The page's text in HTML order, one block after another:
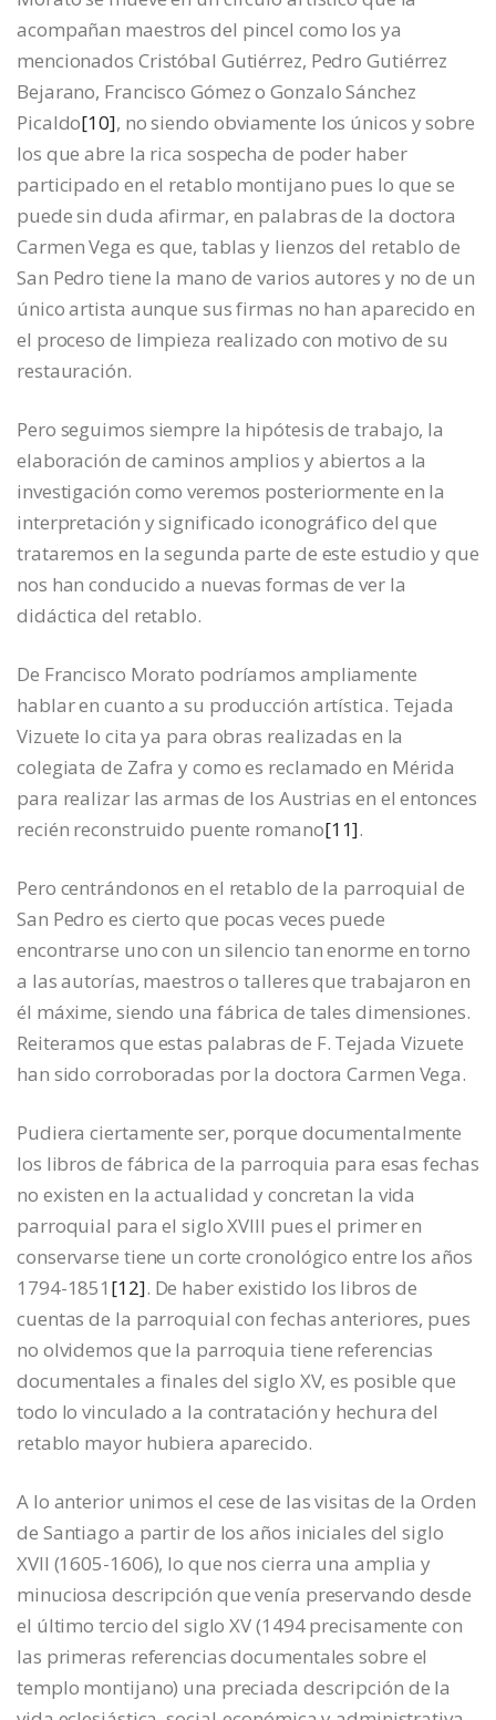
acompañan maestros del pincel como los ya
mencionados Cristóbal Gutiérrez, Pedro Gutiérrez
Bejarano, Francisco Gómez o Gonzalo Sánchez
Picaldo[10], no siendo obviamente los únicos y sobre
los que abre la rica sospecha de poder haber
participado en el retablo montijano pues lo que se
puede sin duda afirmar, en palabras de la doctora
Carmen Vega es que, tablas y lienzos del retablo de
San Pedro tiene la mano de varios autores y no de un
único artista aunque sus firmas no han aparecido en
el proceso de limpieza realizado con motivo de su
restauración.
Pero seguimos siempre la hipótesis de trabajo, la
elaboración de caminos amplios y abiertos a la
investigación como veremos posteriormente en la
interpretación y significado iconográfico del que
trataremos en la segunda parte de este estudio y que
nos han conducido a nuevas formas de ver la
didáctica del retablo.
De Francisco Morato podríamos ampliamente
hablar en cuanto a su producción artística. Tejada
Vizuete lo cita ya para obras realizadas en la
colegiata de Zafra y como es reclamado en Mérida
para realizar las armas de los Austrias en el entonces
recién reconstruido puente romano[11].
Pero centrándonos en el retablo de la parroquial de
San Pedro es cierto que pocas veces puede
encontrarse uno con un silencio tan enorme en torno
a las autorías, maestros o talleres que trabajaron en
él máxime, siendo una fábrica de tales dimensiones.
Reiteramos que estas palabras de F. Tejada Vizuete
han sido corroboradas por la doctora Carmen Vega.
Pudiera ciertamente ser, porque documentalmente
los libros de fábrica de la parroquia para esas fechas
no existen en la actualidad y concretan la vida
parroquial para el siglo XVIII pues el primer en
conservarse tiene un corte cronológico entre los años
1794-1851 [12]. De haber existido los libros de
cuentas de la parroquial con fechas anteriores, pues
no olvidemos que la parroquia tiene referencias
documentales a finales del siglo XV, es posible que
todo lo vinculado a la contratación y hechura del
retablo mayor hubiera aparecido.
A lo anterior unimos el cese de las visitas de la Orden
de Santiago a partir de los años iniciales del siglo
XVII (1605-1606), lo que nos cierra una amplia y
minuciosa descripción que venía preservando desde
el último tercio del siglo XV (1494 precisamente con
las primeras referencias documentales sobre el
templo montijano) una preciada descripción de la